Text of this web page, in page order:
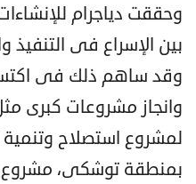
وحققت دياجرام
بين الإسراع فى التنفيذ
وقد ساهم ذلك فى
وانجاز مشروعات كبرى
لمشروع استصلاح
بمنطقة توشكى، مشروع